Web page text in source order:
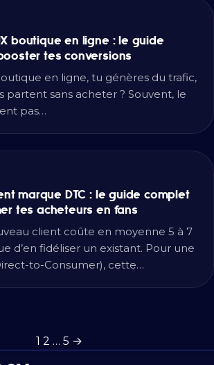
boutique en ligne : le guide
tes conversions
en ligne, tu génères du trafic,
partent sans acheter ? Souvent, le
pas…
marque DTC : le guide complet
tes acheteurs en fans
client coûte en moyenne 5 à 7
d’en fidéliser un existant. Pour une
to-Consumer), cette…
Pagination des
1 2 … 5 →